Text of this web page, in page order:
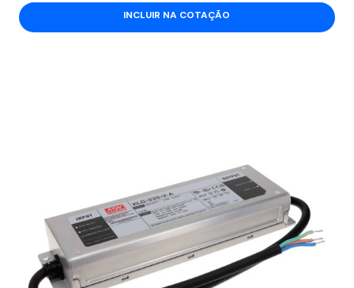
INCLUIR NA COTAÇÃO